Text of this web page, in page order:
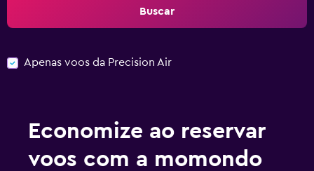
Buscar
Apenas voos da Precision Air
Economize ao reservar
voos com a momondo